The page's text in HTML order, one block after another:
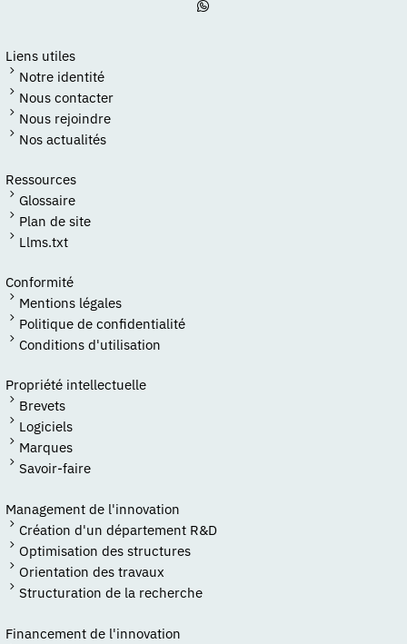
Liens utiles
Notre identité
Nous contacter
Nous rejoindre
Nos actualités
Ressources
Glossaire
Plan de site
Llms.txt
Conformité
Mentions légales
Politique de confidentialité
Conditions d'utilisation
Propriété intellectuelle
Brevets
Logiciels
Marques
Savoir-faire
Management de l'innovation
Création d'un département R&D
Optimisation des structures
Orientation des travaux
Structuration de la recherche
Financement de l'innovation